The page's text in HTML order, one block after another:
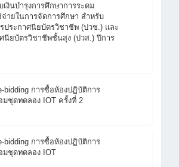
เงินบำรุงการศึกษาการระดม
จ่ายในการจัดการศึกษา สำหรับ
ประกาศนียบัตรวิชาชีพ (ปวช.) และ
นียบัตรวิชาชีพชั้นสุง (ปวส.) ปีการ
bidding การซื้อห้องปฏิบัติการ
มชุดทดลอง IOT ครั้งที่ 2
bidding การซื้อห้องปฏิบัติการ
มชุดทดลอง IOT